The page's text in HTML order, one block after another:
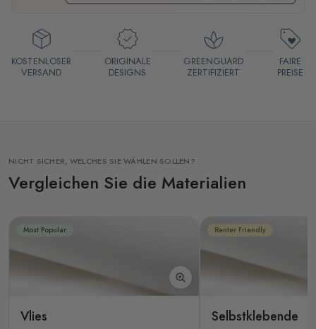
KOSTENLOSER
VERSAND
ORIGINALE
DESIGNS
GREENGUARD
ZERTIFIZIERT
FAIRE
PREISE
NICHT SICHER, WELCHES SIE WÄHLEN SOLLEN?
Vergleichen Sie die Materialien
Most Popular
Vlies
Renter Friendly
Selbstklebende